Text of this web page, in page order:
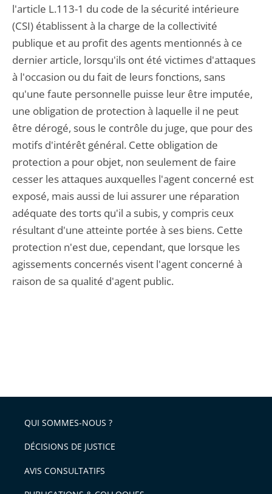
l'article L.113-1 du code de la sécurité intérieure
(CSI) établissent à la charge de la collectivité
publique et au profit des agents mentionnés à ce
dernier article, lorsqu'ils ont été victimes d'attaques
à l'occasion ou du fait de leurs fonctions, sans
qu'une faute personnelle puisse leur être imputée,
une obligation de protection à laquelle il ne peut
être dérogé, sous le contrôle du juge, que pour des
motifs d'intérêt général. Cette obligation de
protection a pour objet, non seulement de faire
cesser les attaques auxquelles l'agent concerné est
exposé, mais aussi de lui assurer une réparation
adéquate des torts qu'il a subis, y compris ceux
résultant d'une atteinte portée à ses biens. Cette
protection n'est due, cependant, que lorsque les
agissements concernés visent l'agent concerné à
raison de sa qualité d'agent public.
QUI SOMMES-NOUS ?
DÉCISIONS DE JUSTICE
AVIS CONSULTATIFS